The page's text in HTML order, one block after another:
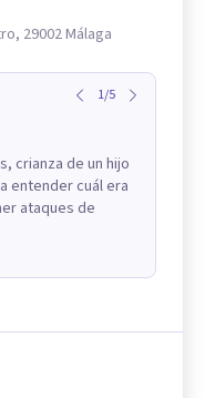
29002 Málaga
1/5
crianza de un hijo
entender cuál era
ataques de